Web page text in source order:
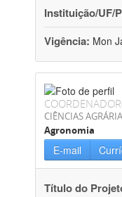
Instituição/UF/
Vigência: Mon
CIÊNCIAS
Agronomia
E-mail
Título do